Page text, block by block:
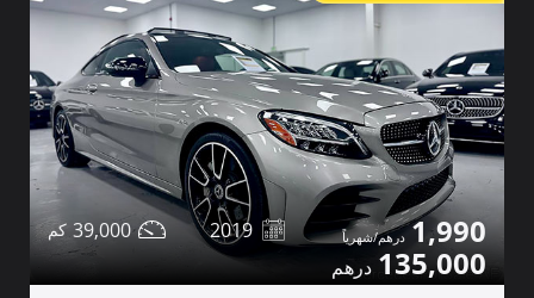
1,990
135,000
2019
39,000